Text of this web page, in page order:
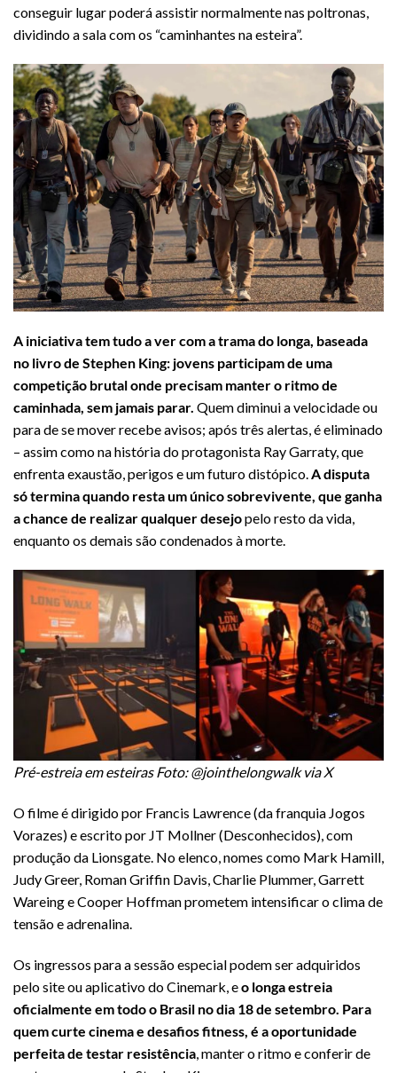
conseguir lugar poderá assistir normalmente nas poltronas,
dividindo a sala com os “caminhantes na esteira”.
A iniciativa tem tudo a ver com a trama do longa, baseada
no livro de Stephen King: jovens participam de uma
competição brutal onde precisam manter o ritmo de
caminhada, sem jamais parar. Quem diminui a velocidade ou
para de se mover recebe avisos; após três alertas, é eliminado
– assim como na história do protagonista Ray Garraty, que
enfrenta exaustão, perigos e um futuro distópico.A disputa
só termina quando resta um único sobrevivente, que ganha
a chance de realizar qualquer desejopelo resto da vida,
enquanto os demais são condenados à morte.
Pré-estreia em esteiras Foto: @jointhelongwalk via X
O filme é dirigido por Francis Lawrence (da franquia Jogos
Vorazes) e escrito por JT Mollner (Desconhecidos), com
produção da Lionsgate. No elenco, nomes como Mark Hamill,
Judy Greer, Roman Griffin Davis, Charlie Plummer, Garrett
Wareing e Cooper Hoffman prometem intensificar o clima de
tensão e adrenalina.
Os ingressos para a sessão especial podem ser adquiridos
pelo site ou aplicativo do Cinemark, eo longa estreia
oficialmente em todo o Brasil no dia 18 de setembro. Para
quem curte cinema e desafios fitness, é a oportunidade
perfeita de testar resistência , manter o ritmo e conferir de